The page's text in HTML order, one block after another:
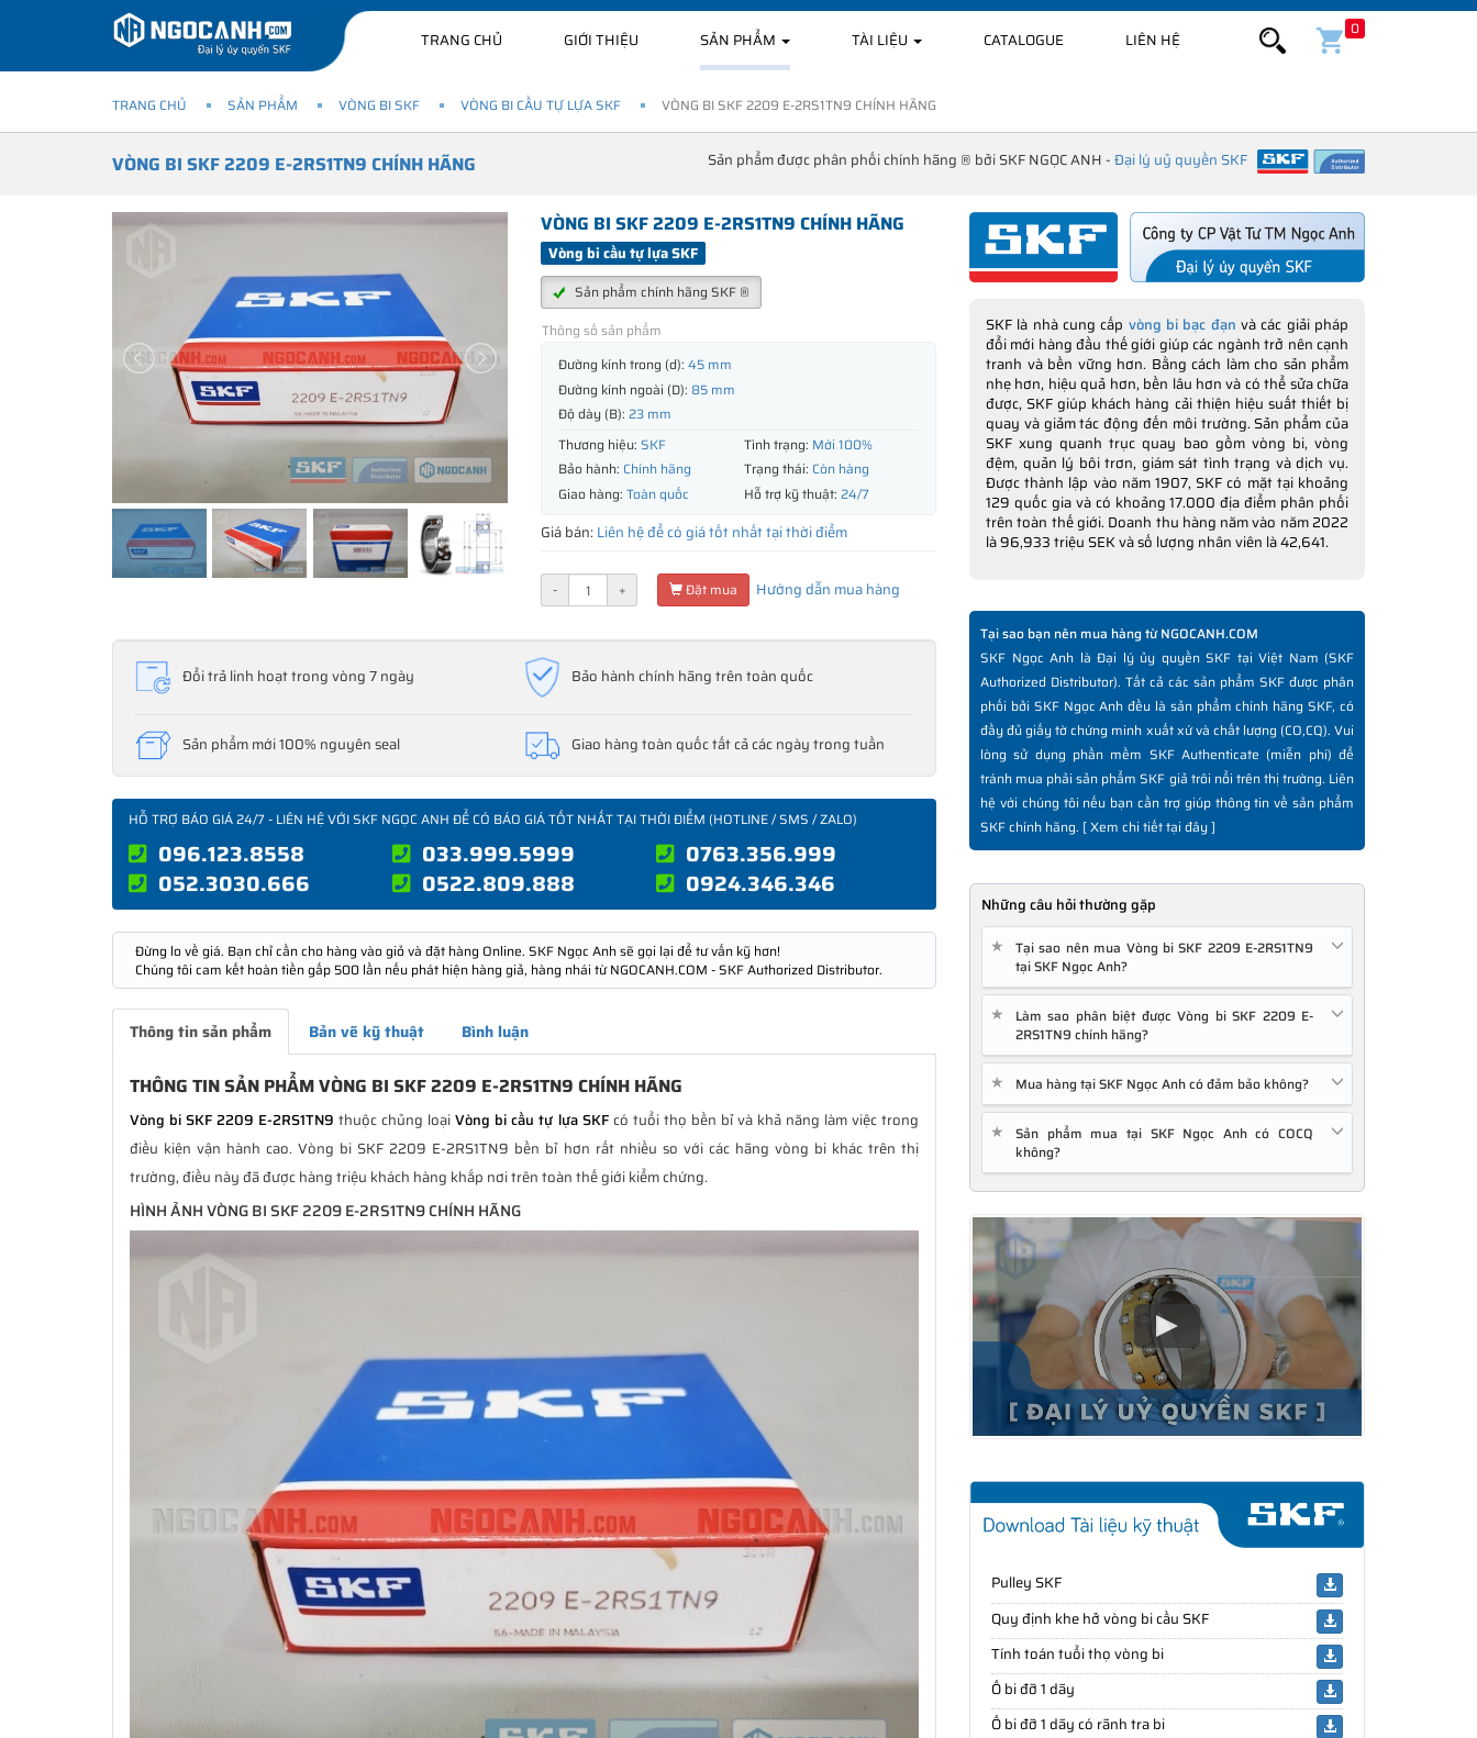
TRANG CHỦ GIỚI THIỆU SẢN PHẨM TÀI LIỆU CATALOGUE LIÊN HỆ
0
TRANG CHỦ SẢN PHẨM VÒNG BI SKF VÒNG BI CẦU TỰ LỰA SKF VÒNG BI SKF 2209 E-2RS1TN9 CHÍNH HÃNG
VÒNG BI SKF 2209 E-2RS1TN9 CHÍNH HÃNG Sản phẩm được phân phối chính hãng ® bởi SKF NGỌC ANH -Đại lý uỷ quyền SKF
VÒNG BI SKF 2209 E-2RS1TN9 CHÍNH HÃNG
Vòng bi cầu tự lựa SKF
Sản phẩm chính hãng SKF ®
Thông số sản phẩm
Đường kính trong (d): 45 mm
Đường kính ngoài (D): 85 mm
Độ dày (B): 23 mm
Thương hiệu: SKF Tình trạng: Mới 100%
Bảo hành: Chính hãng Trạng thái: Còn hàng
Giao hàng: Toàn quốc Hỗ trợ kỹ thuật: 24/7
Giá bán: Liên hệ để có giá tốt nhất tại thời điểm
- + Đặt mua Hướng dẫn mua hàng
Đổi trả linh hoạt trong vòng 7 ngày Bảo hành chính hãng trên toàn quốc
Sản phẩm mới 100% nguyên seal Giao hàng toàn quốc tất cả các ngày trong tuần
HỖ TRỢ BÁO GIÁ 24/7 - LIÊN HỆ VỚI SKF NGỌC ANH ĐỂ CÓ BÁO GIÁ TỐT NHẤT TẠI THỜI ĐIỂM (HOTLINE / SMS / ZALO)
096.123.8558 033.999.5999
0763.356.999
052.3030.666
0522.809.888 0924.346.346
Đừng lo về giá. Bạn chỉ cần cho hàng vào giỏ và đặt hàng Online. SKF Ngọc Anh sẽ gọi lại để tư vấn kỹ hơn!
Chúng tôi cam kết hoàn tiền gấp 500 lần nếu phát hiện hàng giả, hàng nhái từ NGOCANH.COM - SKF Authorized Distributor.
Thông tin sản phẩm Bản vẽ kỹ thuật Bình luận
THÔNG TIN SẢN PHẨM VÒNG BI SKF 2209 E-2RS1TN9 CHÍNH HÃNG
Vòng bi SKF 2209 E-2RS1TN9 thuộc chủng loạiVòng bi cầu tự lựa SKFcó tuổi thọ bền bỉ và khả năng làm việc trong
điều kiện vận hành cao. Vòng bi SKF 2209 E-2RS1TN9 bền bỉ hơn rất nhiều so với các hãng vòng bi khác trên thị
trường, điều này đã được hàng triệu khách hàng khắp nơi trên toàn thế giới kiểm chứng.
HÌNH ẢNH VÒNG BI SKF 2209 E-2RS1TN9 CHÍNH HÃNG
SKF là nhà cung cấp vòng bi bạc đạn và các giải pháp
đổi mới hàng đầu thế giới giúp các ngành trở nên cạnh
tranh và bền vững hơn. Bằng cách làm cho sản phẩm
nhẹ hơn, hiệu quả hơn, bền lâu hơn và có thể sửa chữa
được, SKF giúp khách hàng cải thiện hiệu suất thiết bị
quay và giảm tác động đến môi trường. Sản phẩm của
SKF xung quanh trục quay bao gồm vòng bi, vòng
đệm, quản lý bôi trơn, giám sát tình trạng và dịch vụ.
Được thành lập vào năm 1907, SKF có mặt tại khoảng
129 quốc gia và có khoảng 17.000 địa điểm phân phối
trên toàn thế giới. Doanh thu hàng năm vào năm 2022
là 96,933 triệu SEK và số lượng nhân viên là 42,641.
Tại sao bạn nên mua hàng từ NGOCANH.COM
SKF Ngọc Anh là Đại lý ủy quyền SKF tại Việt Nam (SKF
Authorized Distributor). Tất cả các sản phẩm SKF được phân
phối bởi SKF Ngọc Anh đều là sản phẩm chính hãng SKF, có
đầy đủ giấy tờ chứng minh xuất xứ và chất lượng (CO,CQ). Vui
lòng sử dụng phần mềm SKF Authenticate (miễn phí) để
tránh mua phải sản phẩm SKF giả trôi nổi trên thị trường. Liên
hệ với chúng tôi nếu bạn cần trợ giúp thông tin về sản phẩm
SKF chính hãng. [Xem chi tiết tại đây]
Những câu hỏi thường gặp
★
Tại sao nên mua Vòng bi SKF 2209 E-2RS1TN9
tại SKF Ngọc Anh?
★
Làm sao phân biệt được Vòng bi SKF 2209 E-
2RS1TN9 chính hãng?
★ Mua hàng tại SKF Ngọc Anh có đảm bảo không?
★
Sản phẩm mua tại SKF Ngọc Anh có COCQ
không?
Pulley SKF
Quy định khe hở vòng bi cầu SKF
Tính toán tuổi thọ vòng bi
Ổ bi đỡ 1 dãy
Ổ bi đỡ 1 dãy có rãnh tra bi